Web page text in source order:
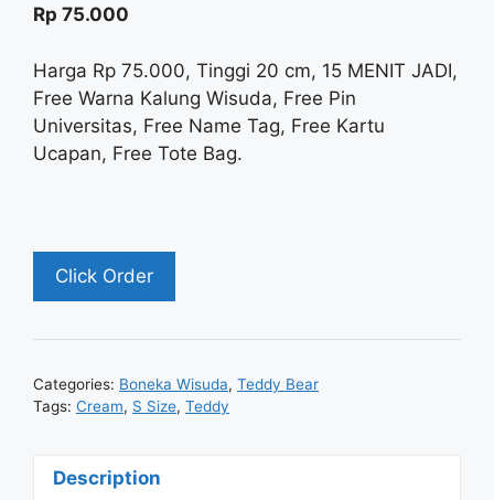
5
Rp 75.000
Harga Rp 75.000, Tinggi 20 cm, 15 MENIT JADI,
Free Warna Kalung Wisuda, Free Pin
Universitas, Free Name Tag, Free Kartu
Ucapan, Free Tote Bag.
Click Order
Categories: Boneka Wisuda, Teddy Bear
Tags: Cream, S Size, Teddy
Description